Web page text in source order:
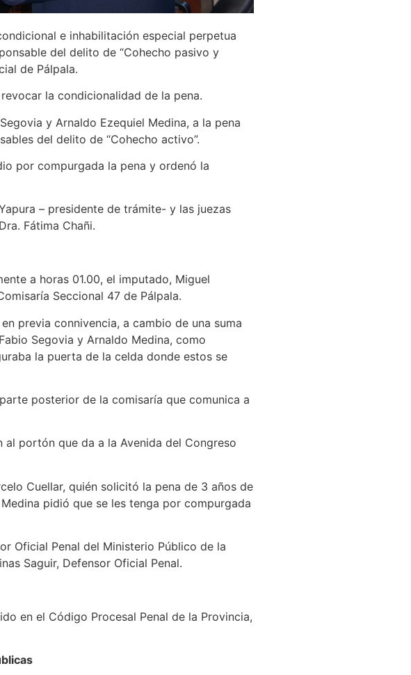
e inhabilitación especial perpetua
del delito de “Cohecho pasivo y
de Pálpala.
la condicionalidad de la pena.
y Arnaldo Ezequiel Medina, a la pena
del delito de “Cohecho activo”.
por compurgada la pena y ordenó la
– presidente de trámite- y las juezas
Fátima Chañi.
a horas 01.00, el imputado, Miguel
Seccional 47 de Pálpala.
previa connivencia, a cambio de una suma
Segovia y Arnaldo Medina, como
la puerta de la celda donde estos se
posterior de la comisaría que comunica a
portón que da a la Avenida del Congreso
Cuellar, quién solicitó la pena de 3 años de
pidió que se les tenga por compurgada
Oficial Penal del Ministerio Público de la
Saguir, Defensor Oficial Penal.
en el Código Procesal Penal de la Provincia,